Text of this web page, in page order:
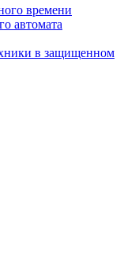
времени
автомата
в защищенном